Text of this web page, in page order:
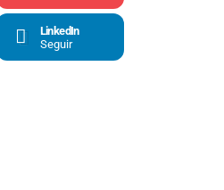
LinkedIn
Seguir